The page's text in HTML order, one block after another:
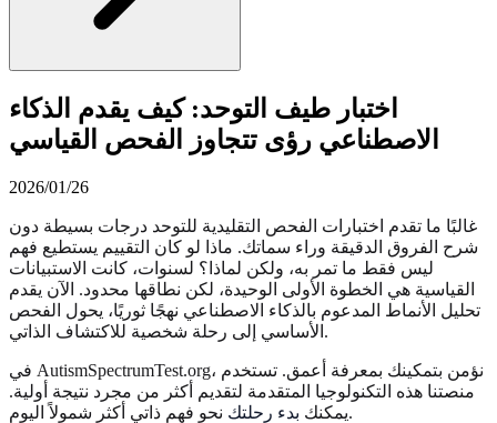
اختبار طيف التوحد: كيف يقدم الذكاء
الاصطناعي رؤى تتجاوز الفحص القياسي
2026/01/26
غالبًا ما تقدم اختبارات الفحص التقليدية للتوحد درجات بسيطة دون
شرح الفروق الدقيقة وراء سماتك. ماذا لو كان التقييم يستطيع فهم
ليس فقط ما تمر به، ولكن لماذا؟ لسنوات، كانت الاستبيانات
القياسية هي الخطوة الأولى الوحيدة، لكن نطاقها محدود. الآن يقدم
تحليل الأنماط المدعوم بالذكاء الاصطناعي نهجًا ثوريًا، يحول الفحص
الأساسي إلى رحلة شخصية للاكتشاف الذاتي.
في AutismSpectrumTest.org، نؤمن بتمكينك بمعرفة أعمق. تستخدم
منصتنا هذه التكنولوجيا المتقدمة لتقديم أكثر من مجرد نتيجة أولية.
يمكنك بدء رحلتك نحو فهم ذاتي أكثر شمولاً اليوم.